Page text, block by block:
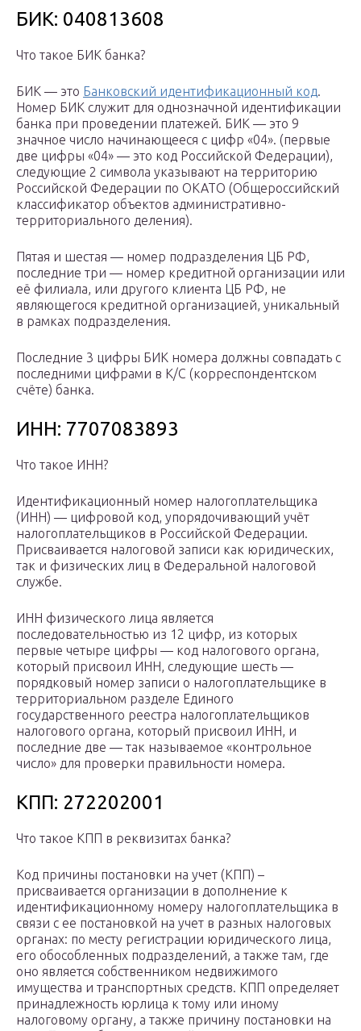
БИК: 040813608
Что такое БИК банка?
БИК — это Банковский идентификационный код.
Номер БИК служит для однозначной идентификации
банка при проведении платежей. БИК — это 9
значное число начинающееся с цифр «04». (первые
две цифры «04» — это код Российской Федерации),
следующие 2 символа указывают на территорию
Российской Федерации по ОКАТО (Общероссийский
классификатор объектов административно-
территориального деления).
Пятая и шестая — номер подразделения ЦБ РФ,
последние три — номер кредитной организации или
её филиала, или другого клиента ЦБ РФ, не
являющегося кредитной организацией, уникальный
в рамках подразделения.
Последние 3 цифры БИК номера должны совпадать с
последними цифрами в К/С (корреспондентском
счёте) банка.
ИНН: 7707083893
Что такое ИНН?
Идентификационный номер налогоплательщика
(ИНН) — цифровой код, упорядочивающий учёт
налогоплательщиков в Российской Федерации.
Присваивается налоговой записи как юридических,
так и физических лиц в Федеральной налоговой
службе.
ИНН физического лица является
последовательностью из 12 цифр, из которых
первые четыре цифры — код налогового органа,
который присвоил ИНН, следующие шесть —
порядковый номер записи о налогоплательщике в
территориальном разделе Единого
государственного реестра налогоплательщиков
налогового органа, который присвоил ИНН, и
последние две — так называемое «контрольное
число» для проверки правильности номера.
КПП: 272202001
Что такое КПП в реквизитах банка?
Код причины постановки на учет (КПП) –
присваивается организации в дополнение к
идентификационному номеру налогоплательщика в
связи с ее постановкой на учет в разных налоговых
органах: по месту регистрации юридического лица,
его обособленных подразделений, а также там, где
оно является собственником недвижимого
имущества и транспортных средств. КПП определяет
принадлежность юрлица к тому или иному
налоговому органу, а также причину постановки на